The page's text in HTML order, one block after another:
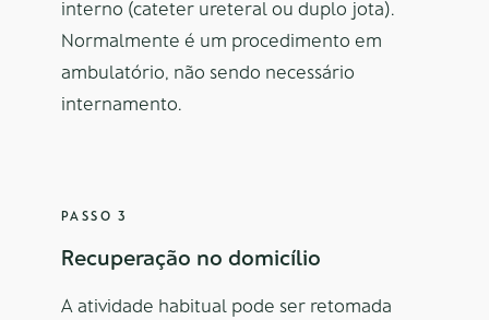
interno (cateter ureteral ou duplo jota).
Normalmente é um procedimento em
ambulatório, não sendo necessário
internamento.
PASSO 3
Recuperação no domicílio
A atividade habitual pode ser retomada